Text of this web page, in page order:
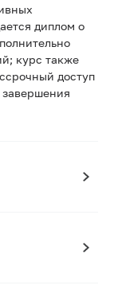
диплом о
курс также
доступ